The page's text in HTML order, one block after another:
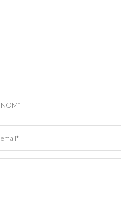
NOM*
email*